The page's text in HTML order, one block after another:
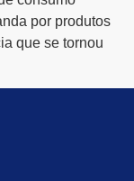
por produtos
que se tornou